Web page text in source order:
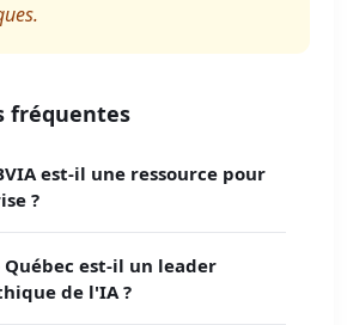
fréquentes
est-il une ressource pour
?
est-il un leader
de l'IA ?